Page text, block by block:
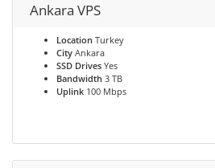
Ankara VPS
Location Turkey
City Ankara
SSD Drives Yes
Bandwidth 3 TB
Uplink 100 Mbps